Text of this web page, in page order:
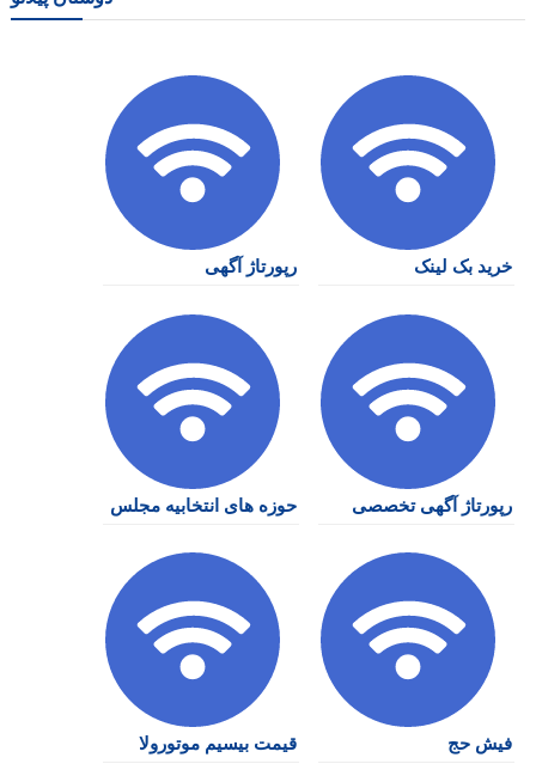
خرید بک لینک رپورتاژ آگهی
رپورتاژ آگهی تخصصی حوزه های انتخابیه مجلس
فیش حج قیمت بیسیم موتورولا